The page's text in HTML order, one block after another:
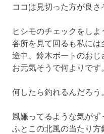
ココは見切った方が良さ
ヒシモのチェックをしよ
各所を見て回るも私には
途中、鈴木ボートのおじ
お元気そうで何よりです。
何したら釣れるんだろう。
風嫌ってるような気がず
ふとこの北風の当たり方